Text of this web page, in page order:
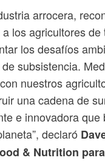
arrocera,
los agricultores de
los desafíos
subsistencia.
nuestros
una cadena de
e innovadora que
declaró
& Nutrition